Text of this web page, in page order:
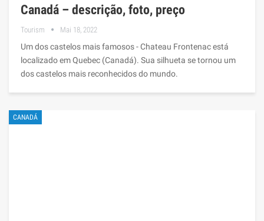
Canadá – descrição, foto, preço
Tourism Mai 18, 2022
Um dos castelos mais famosos - Chateau Frontenac está
localizado em Quebec (Canadá). Sua silhueta se tornou um
dos castelos mais reconhecidos do mundo.
CANADÁ